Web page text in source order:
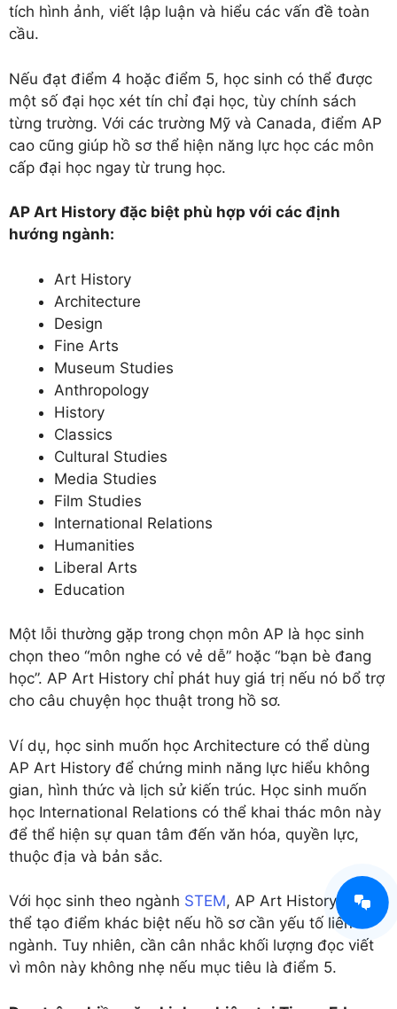
tích hình ảnh, viết lập luận và hiểu các vấn đề toàn
cầu.
Nếu đạt điểm 4 hoặc điểm 5, học sinh có thể được
một số đại học xét tín chỉ đại học, tùy chính sách
từng trường. Với các trường Mỹ và Canada, điểm AP
cao cũng giúp hồ sơ thể hiện năng lực học các môn
cấp đại học ngay từ trung học.
AP Art History đặc biệt phù hợp với các định
hướng ngành:
Art History
Architecture
Design
Fine Arts
Museum Studies
Anthropology
History
Classics
Cultural Studies
Media Studies
Film Studies
International Relations
Humanities
Liberal Arts
Education
Một lỗi thường gặp trong chọn môn AP là học sinh
chọn theo “môn nghe có vẻ dễ” hoặc “bạn bè đang
học”. AP Art History chỉ phát huy giá trị nếu nó bổ trợ
cho câu chuyện học thuật trong hồ sơ.
Ví dụ, học sinh muốn học Architecture có thể dùng
AP Art History để chứng minh năng lực hiểu không
gian, hình thức và lịch sử kiến trúc. Học sinh muốn
học International Relations có thể khai thác môn này
để thể hiện sự quan tâm đến văn hóa, quyền lực,
thuộc địa và bản sắc.
Với học sinh theo ngành STEM, AP Art History vẫn có
thể tạo điểm khác biệt nếu hồ sơ cần yếu tố liên
ngành. Tuy nhiên, cần cân nhắc khối lượng đọc viết
vì môn này không nhẹ nếu mục tiêu là điểm 5.